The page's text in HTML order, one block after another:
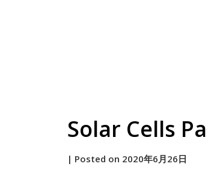
Solar Cells
by
| Posted on 2020年6月26日